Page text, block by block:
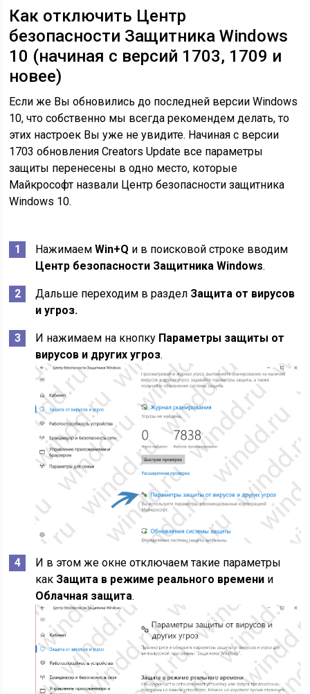
Как отключить Центр
безопасности Защитника Windows
10 (начиная с версий 1703, 1709 и
новее)
Если же Вы обновились до последней версии Windows
10, что собственно мы всегда рекомендем делать, то
этих настроек Вы уже не увидите. Начиная с версии
1703 обновления Creators Update все параметры
защиты перенесены в одно место, которые
Майкрософт назвали Центр безопасности защитника
Windows 10.
НажимаемWin+Q и в поисковой строке вводим
Центр безопасности Защитника Windows.
Дальше переходим в раздел Защита от вирусов
и угроз.
И нажимаем на кнопку Параметры защиты от
вирусов и других угроз.
И в этом же окне отключаем такие параметры
как Защита в режиме реального времени и
Облачная защита.